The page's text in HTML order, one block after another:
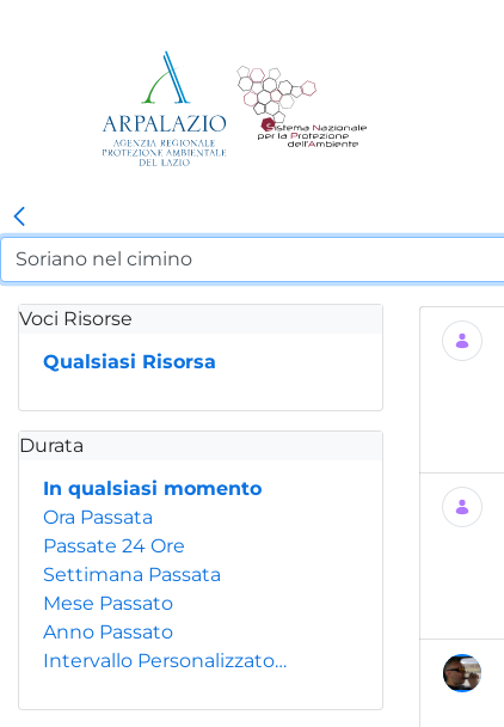
Voci Risorse
Qualsiasi Risorsa
Durata
In qualsiasi momento
Ora Passata
Passate 24 Ore
Settimana Passata
Mese Passato
Anno Passato
Intervallo Personalizzato…